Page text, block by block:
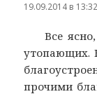
19.09.2014 в 13:32
Все
утопающих.
прочими